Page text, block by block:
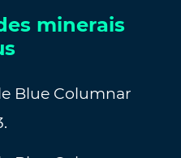
minerais
Blue Columnar